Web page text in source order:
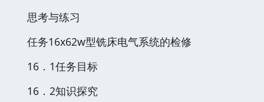
思考与练习
任务16x62w型铣床电气系统的检修
16．1任务目标
16．2知识探究